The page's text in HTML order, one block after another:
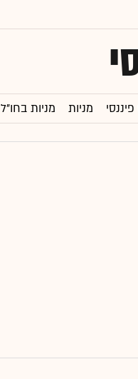
מניות מניות בחו"ל